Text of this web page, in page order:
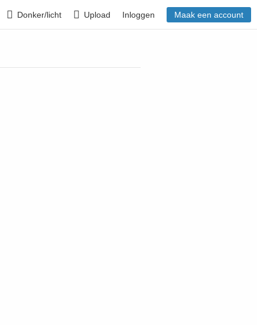
Donker/licht Upload Inloggen Maak een account